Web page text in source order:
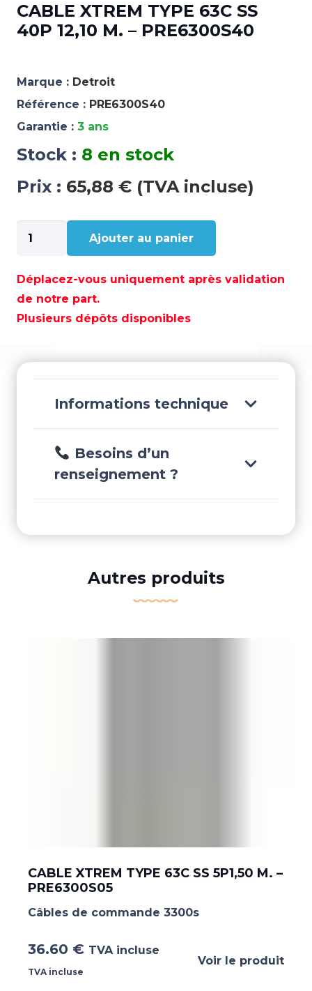
CABLE XTREM TYPE 63C SS
40P 12,10 M. – PRE6300S40
Marque : Detroit
Référence : PRE6300S40
Garantie : 3 ans
Stock : 8 en stock
Prix : 65,88 € (TVA incluse)
de
XTREM
TYPE
63C
12,10
PRE6300S40
Ajouter au panier
Déplacez-vous uniquement après validation
de notre part.
Plusieurs dépôts disponibles
Informations technique
Besoins d’un
renseignement ?
Autres produits
CABLE XTREM TYPE 63C SS 5P1,50 M. –
PRE6300S05
Câbles de commande 3300s
36.60 € TVA incluse
TVA incluse
Voir le produit